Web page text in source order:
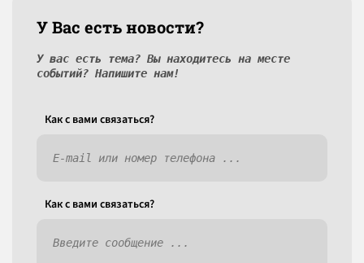
У Вас есть новости?
У вас есть тема? Вы находитесь на месте
событий? Напишите нам!
Как c вами связаться?
Как c вами связаться?